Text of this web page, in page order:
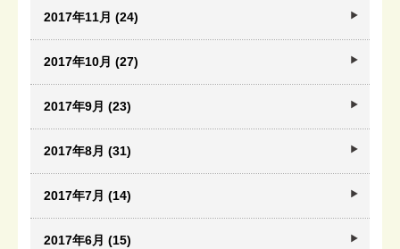
2017年11月 (24)
2017年10月 (27)
2017年9月 (23)
2017年8月 (31)
2017年7月 (14)
2017年6月 (15)